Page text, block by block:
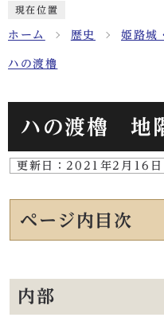
現在位置
ホーム 歴史 姫路城
ハの渡櫓
ハの渡櫓 地
更新日： 2021年2月16日
ページ内目次
内部